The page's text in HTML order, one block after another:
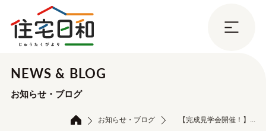
NEWS & BLOG
お知らせ・ブログ
お知らせ・ブログ 【完成見学会開催！】...